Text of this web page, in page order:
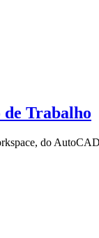
Trabalho
do